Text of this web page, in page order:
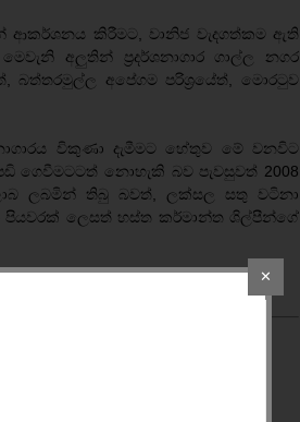
ආකර්ශනය කිරීමට, වානිජ වැදගත්කම ඇති
අලුතින් ප්‍රදර්ශනාගාර ගාල්ල නගර
බත්තරමුල්ල අපේගම පරිශ්‍රයේත්, මොරටුව
විකුණා දැමීමට හේතුව මේ වනවිට
ගෙවීමටටත් නොහැකි බව පැවසුවත් 2008
ලබමින් තිබු බවත්, ලක්සල සතු වටිනා
පියවරක් ලෙසත් හස්ත කර්මාන්ත ශිල්පීන්ගේ
✕